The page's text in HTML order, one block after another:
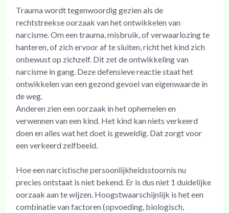
Trauma wordt tegenwoordig gezien als de
rechtstreekse oorzaak van het ontwikkelen van
narcisme. Om een trauma, misbruik, of verwaarlozing te
hanteren, of zich ervoor af te sluiten, richt het kind zich
onbewust op zichzelf. Dit zet de ontwikkeling van
narcisme in gang. Deze defensieve reactie staat het
ontwikkelen van een gezond gevoel van eigenwaarde in
de weg.
Anderen zien een oorzaak in het ophemelen en
verwennen van een kind. Het kind kan niets verkeerd
doen en alles wat het doet is geweldig. Dat zorgt voor
een verkeerd zelfbeeld.
Hoe een narcistische persoonlijkheidsstoornis nu
precies ontstaat is niet bekend. Er is dus niet 1 duidelijke
oorzaak aan te wijzen. Hoogstwaarschijnlijk is het een
combinatie van factoren (opvoeding, biologisch,